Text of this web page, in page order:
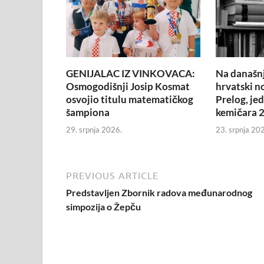
GENIJALAC IZ VINKOVACA:
Osmogodišnji Josip Kosmat
osvojio titulu matematičkog
šampiona
29. srpnja 2026.
Na
hrvatski
Prelog,
kemičara
23. srpnja
PREVIOUS ARTICLE
Predstavljen Zbornik radova međunarodnog
simpozija o Žepču